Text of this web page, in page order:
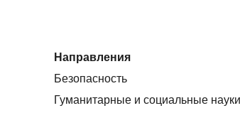
Направления
Безопасность
Гуманитарные и социальные науки